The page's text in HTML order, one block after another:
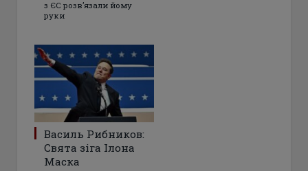
з ЄС розвʼязали йому
руки
Василь Рибников:
Свята зіга Ілона
Маска